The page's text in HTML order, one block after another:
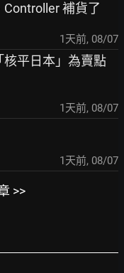
補貨了
1天前, 08/07
核平日本」為賣點
1天前, 08/07
1天前, 08/07
>>